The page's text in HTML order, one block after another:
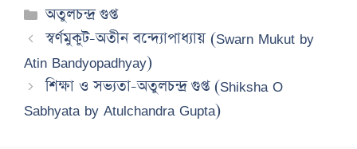
Categories
অতুলচন্দ্র গুপ্ত
স্বর্ণমুকুট-অতীন বন্দ্যোপাধ্যায় (Swarn Mukut by
Atin Bandyopadhyay)
শিক্ষা ও সভ্যতা-অতুলচন্দ্র গুপ্ত (Shiksha O
Sabhyata by Atulchandra Gupta)